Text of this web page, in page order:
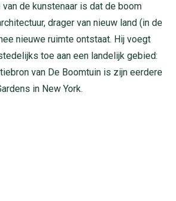
de kunstenaar is dat de boom
drager van nieuw land (in de
nieuwe ruimte ontstaat. Hij voegt
toe aan een landelijk gebied:
van De Boomtuin is zijn eerdere
in New York.